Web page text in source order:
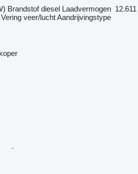
Brandstof diesel Laadvermogen 12.611
Vering veer/luchtAandrijvingstype